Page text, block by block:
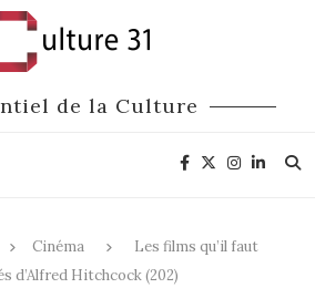
de la Culture
Cinéma
Les films qu’il faut
d’Alfred Hitchcock (202)